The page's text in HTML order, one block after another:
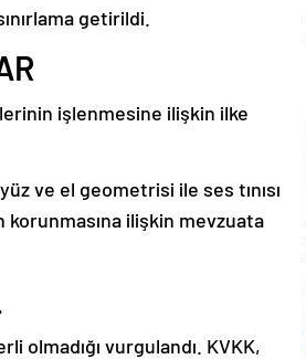
getirildi.
işlenmesine ilişkin ilke
ve el geometrisi ile ses tınısı
korunmasına ilişkin mevzuata
olmadığı vurgulandı. KVKK,